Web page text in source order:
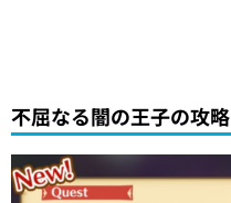
不屈なる闇の王子の攻略